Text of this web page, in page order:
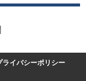
ライバシーポリシー